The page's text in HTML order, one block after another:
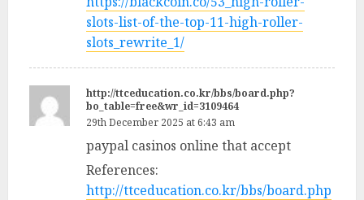
slots-list-of-the-top-11-high-roller-
slots_rewrite_1/
http://ttceducation.co.kr/bbs/board.php?
bo_table=free&wr_id=3109464
29th December 2025 at 6:43 am
paypal casinos online that accept
References:
http://ttceducation.co.kr/bbs/board.php